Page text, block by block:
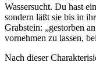
Wassersucht. Du hast
sondern läßt sie bis in
Grabstein: „gestorben
vornehmen zu lassen,
Nach dieser